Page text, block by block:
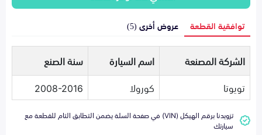
توافقية القطعة عروض أخرى (5)
الشركة المصنعة اسم السيارة
سنة الصنع
تويوتا
كورولا 2008-2016
تزويدنا برقم الهيكل (VIN) في صفحة السلة يضمن التطابق التام للقطعة مع
سيارتك